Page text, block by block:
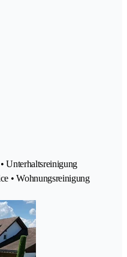
Unterhaltsreinigung
• Wohnungsreinigung